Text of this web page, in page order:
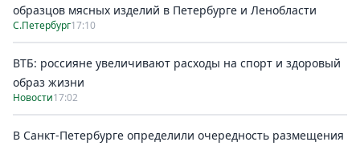
образцов мясных изделий в Петербурге и Ленобласти
С.Петербург17:10
ВТБ: россияне увеличивают расходы на спорт и здоровый
образ жизни
Новости17:02
В Санкт-Петербурге определили очередность размещения